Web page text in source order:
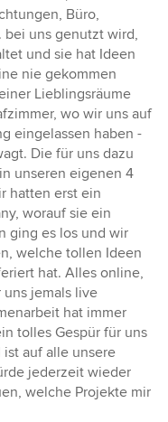
Büro,
bei uns genutzt wird,
und sie hat Ideen
nie gekommen
Lieblingsräume
wo wir uns auf
eingelassen haben -
Die für uns dazu
unseren eigenen 4
hatten erst ein
worauf sie ein
ging es los und wir
welche tollen Ideen
hat. Alles online,
jemals live
hat immer
tolles Gespür für uns
auf alle unsere
jederzeit wieder
welche Projekte mir